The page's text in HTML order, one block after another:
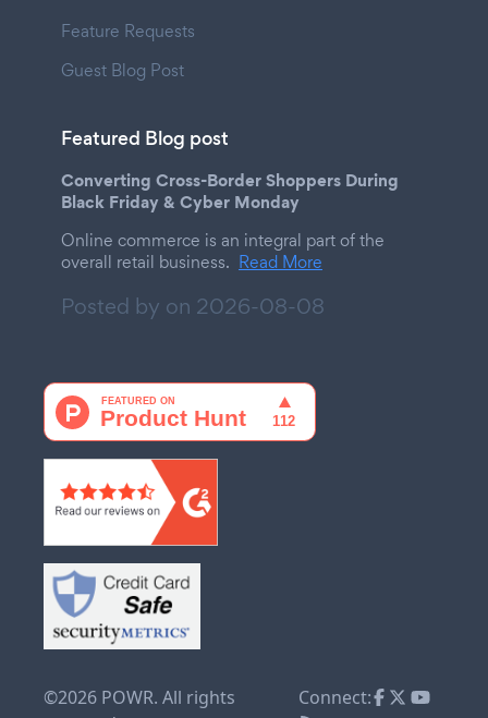
Feature Requests
Guest Blog Post
Featured Blog post
Converting Cross-Border Shoppers During
Black Friday & Cyber Monday
Online commerce is an integral part of the
overall retail business. Read More
Posted by on 2026-08-08
©2026 POWR. All rights
Connect: